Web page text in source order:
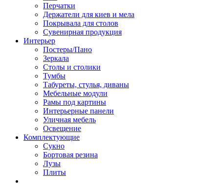
Перчатки
Держатели для киев и мела
Покрывала для столов
Сувенирная продукция
Интерьер
Постеры/Пано
Зеркала
Столы и столики
Тумбы
Табуреты, стулья, диваны
Мебельные модули
Рамы под картины
Интерьерные панели
Уличная мебель
Освещение
Комплектующие
Сукно
Бортовая резина
Лузы
Плиты